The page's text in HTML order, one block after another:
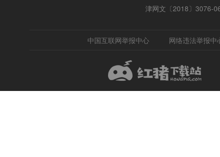
津网文〔2018〕3076-
中国互联网举报中心 网络违法举报中